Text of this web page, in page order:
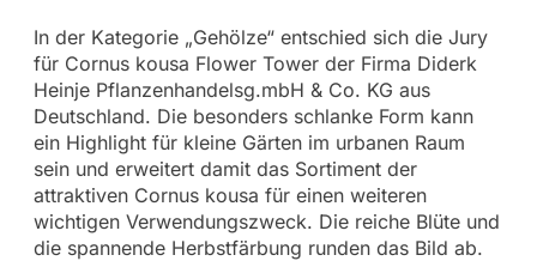
In der Kategorie „Gehölze“ entschied sich die Jury
für Cornus kousa Flower Tower der Firma Diderk
Heinje Pflanzenhandelsg.mbH & Co. KG aus
Deutschland. Die besonders schlanke Form kann
ein Highlight für kleine Gärten im urbanen Raum
sein und erweitert damit das Sortiment der
attraktiven Cornus kousa für einen weiteren
wichtigen Verwendungszweck. Die reiche Blüte und
die spannende Herbstfärbung runden das Bild ab.